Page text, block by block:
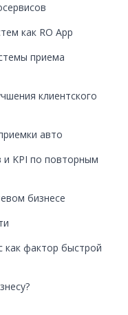
как RO App
приема
клиентского
авто
и KPI по повторным
бизнесе
как фактор быстрой